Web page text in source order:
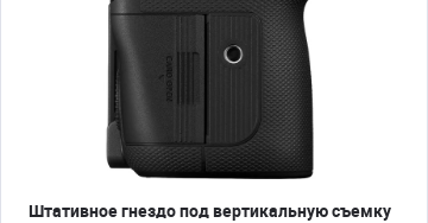
Штативное гнездо под вертикальную съемку